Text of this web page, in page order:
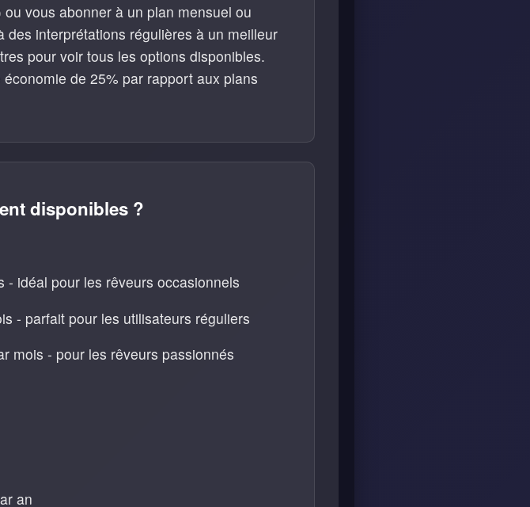
vous abonner à un plan mensuel ou
interprétations régulières à un meilleur
pour voir tous les options disponibles.
de 25% par rapport aux plans
disponibles ?
- idéal pour les rêveurs occasionnels
- parfait pour les utilisateurs réguliers
mois - pour les rêveurs passionnés
an